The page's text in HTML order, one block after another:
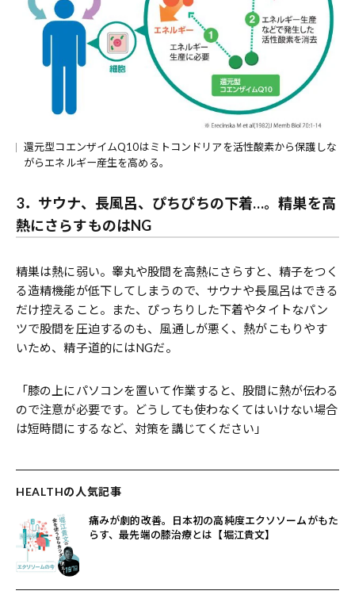
還元型コエンザイムQ10はミトコンドリアを活性酸素から保護しな
がらエネルギー産生を高める。
3．サウナ、長風呂、ぴちぴちの下着…。精巣を高
熱にさらすものはNG
精巣は熱に弱い。睾丸や股間を高熱にさらすと、精子をつく
る造精機能が低下してしまうので、サウナや長風呂はできる
だけ控えること。また、ぴっちりした下着やタイトなパン
ツで股間を圧迫するのも、風通しが悪く、熱がこもりやす
いため、精子道的にはNGだ。
「膝の上にパソコンを置いて作業すると、股間に熱が伝わる
ので注意が必要です。どうしても使わなくてはいけない場合
は短時間にするなど、対策を講じてください」
HEALTHの人気記事
痛みが劇的改善。日本初の高純度エクソソームがもた
らす、最先端の膝治療とは【堀江貴文】